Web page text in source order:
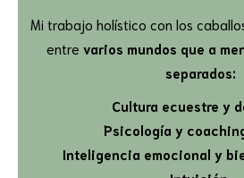
Mi trabajo holístico con los
entre varios mundos que a
separados:
Cultura ecuestre y
Psicología y
Inteligencia emocional y